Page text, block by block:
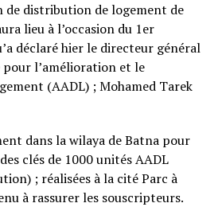
de distribution de logement de
lieu à l’occasion du 1er
déclaré hier le directeur général
pour l’amélioration et le
(AADL) ; Mohamed Tarek
dans la wilaya de Batna pour
clés de 1000 unités AADL
; réalisées à la cité Parc à
à rassurer les souscripteurs.